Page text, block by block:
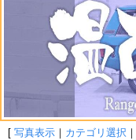
[ 写真表示 ｜ カテゴリ選択 ｜